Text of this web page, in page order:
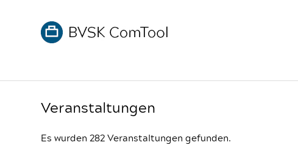
Veranstaltungen
Es wurden 282 Veranstaltungen gefunden.